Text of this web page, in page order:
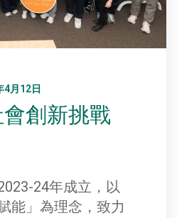
4月12日
創新挑戰
24年成立，以
能」為理念，致力